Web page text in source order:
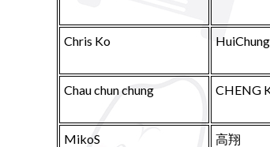
Chris Ko
Chau chun chung CHENG
MikoS 高翔